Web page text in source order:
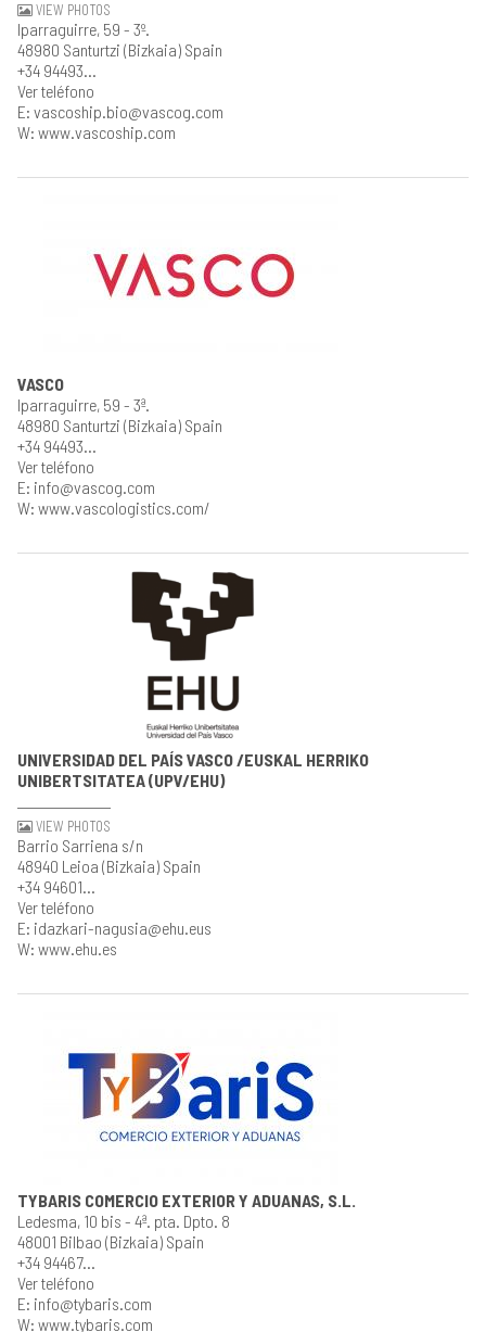
VIEW PHOTOS
Iparraguirre, 59 - 3º.
48980 Santurtzi (Bizkaia) Spain
+34 94493...
Ver teléfono
E: vascoship.bio@vascog.com
W: www.vascoship.com
VASCO
Iparraguirre, 59 - 3ª.
48980 Santurtzi (Bizkaia) Spain
+34 94493...
Ver teléfono
E: info@vascog.com
W: www.vascologistics.com/
UNIVERSIDAD DEL PAÍS VASCO /EUSKAL HERRIKO
UNIBERTSITATEA (UPV/EHU)
VIEW PHOTOS
Barrio Sarriena s/n
48940 Leioa (Bizkaia) Spain
+34 94601...
Ver teléfono
E: idazkari-nagusia@ehu.eus
W: www.ehu.es
TYBARIS COMERCIO EXTERIOR Y ADUANAS, S.L.
Ledesma, 10 bis - 4ª. pta. Dpto. 8
48001 Bilbao (Bizkaia) Spain
+34 94467...
Ver teléfono
E: info@tybaris.com
W: www.tybaris.com